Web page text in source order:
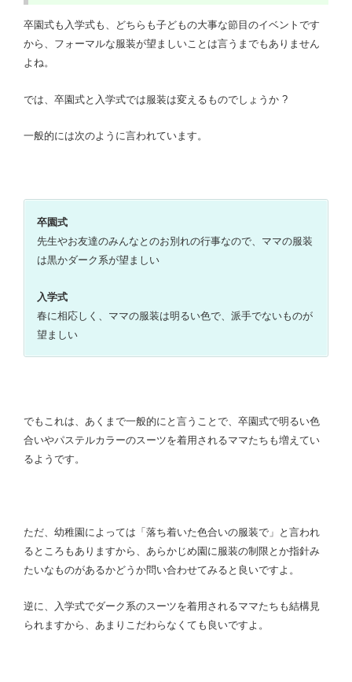
卒園式も入学式も、どちらも子どもの大事な節目のイベントです
から、フォーマルな服装が望ましいことは言うまでもありません
よね。
では、卒園式と入学式では服装は変えるものでしょうか ?
一般的には次のように言われています。
卒園式
先生やお友達のみんなとのお別れの行事なので、ママの服装
は黒かダーク系が望ましい
入学式
春に相応しく、ママの服装は明るい色で、派手でないものが
望ましい
でもこれは、あくまで一般的にと言うことで、卒園式で明るい色
合いやパステルカラーのスーツを着用されるママたちも増えてい
るようです。
ただ、幼稚園によっては「落ち着いた色合いの服装で」と言われ
るところもありますから、あらかじめ園に服装の制限とか指針み
たいなものがあるかどうか問い合わせてみると良いですよ。
逆に、入学式でダーク系のスーツを着用されるママたちも結構見
られますから、あまりこだわらなくても良いですよ。